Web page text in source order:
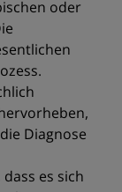
oder
Diagnose
es sich